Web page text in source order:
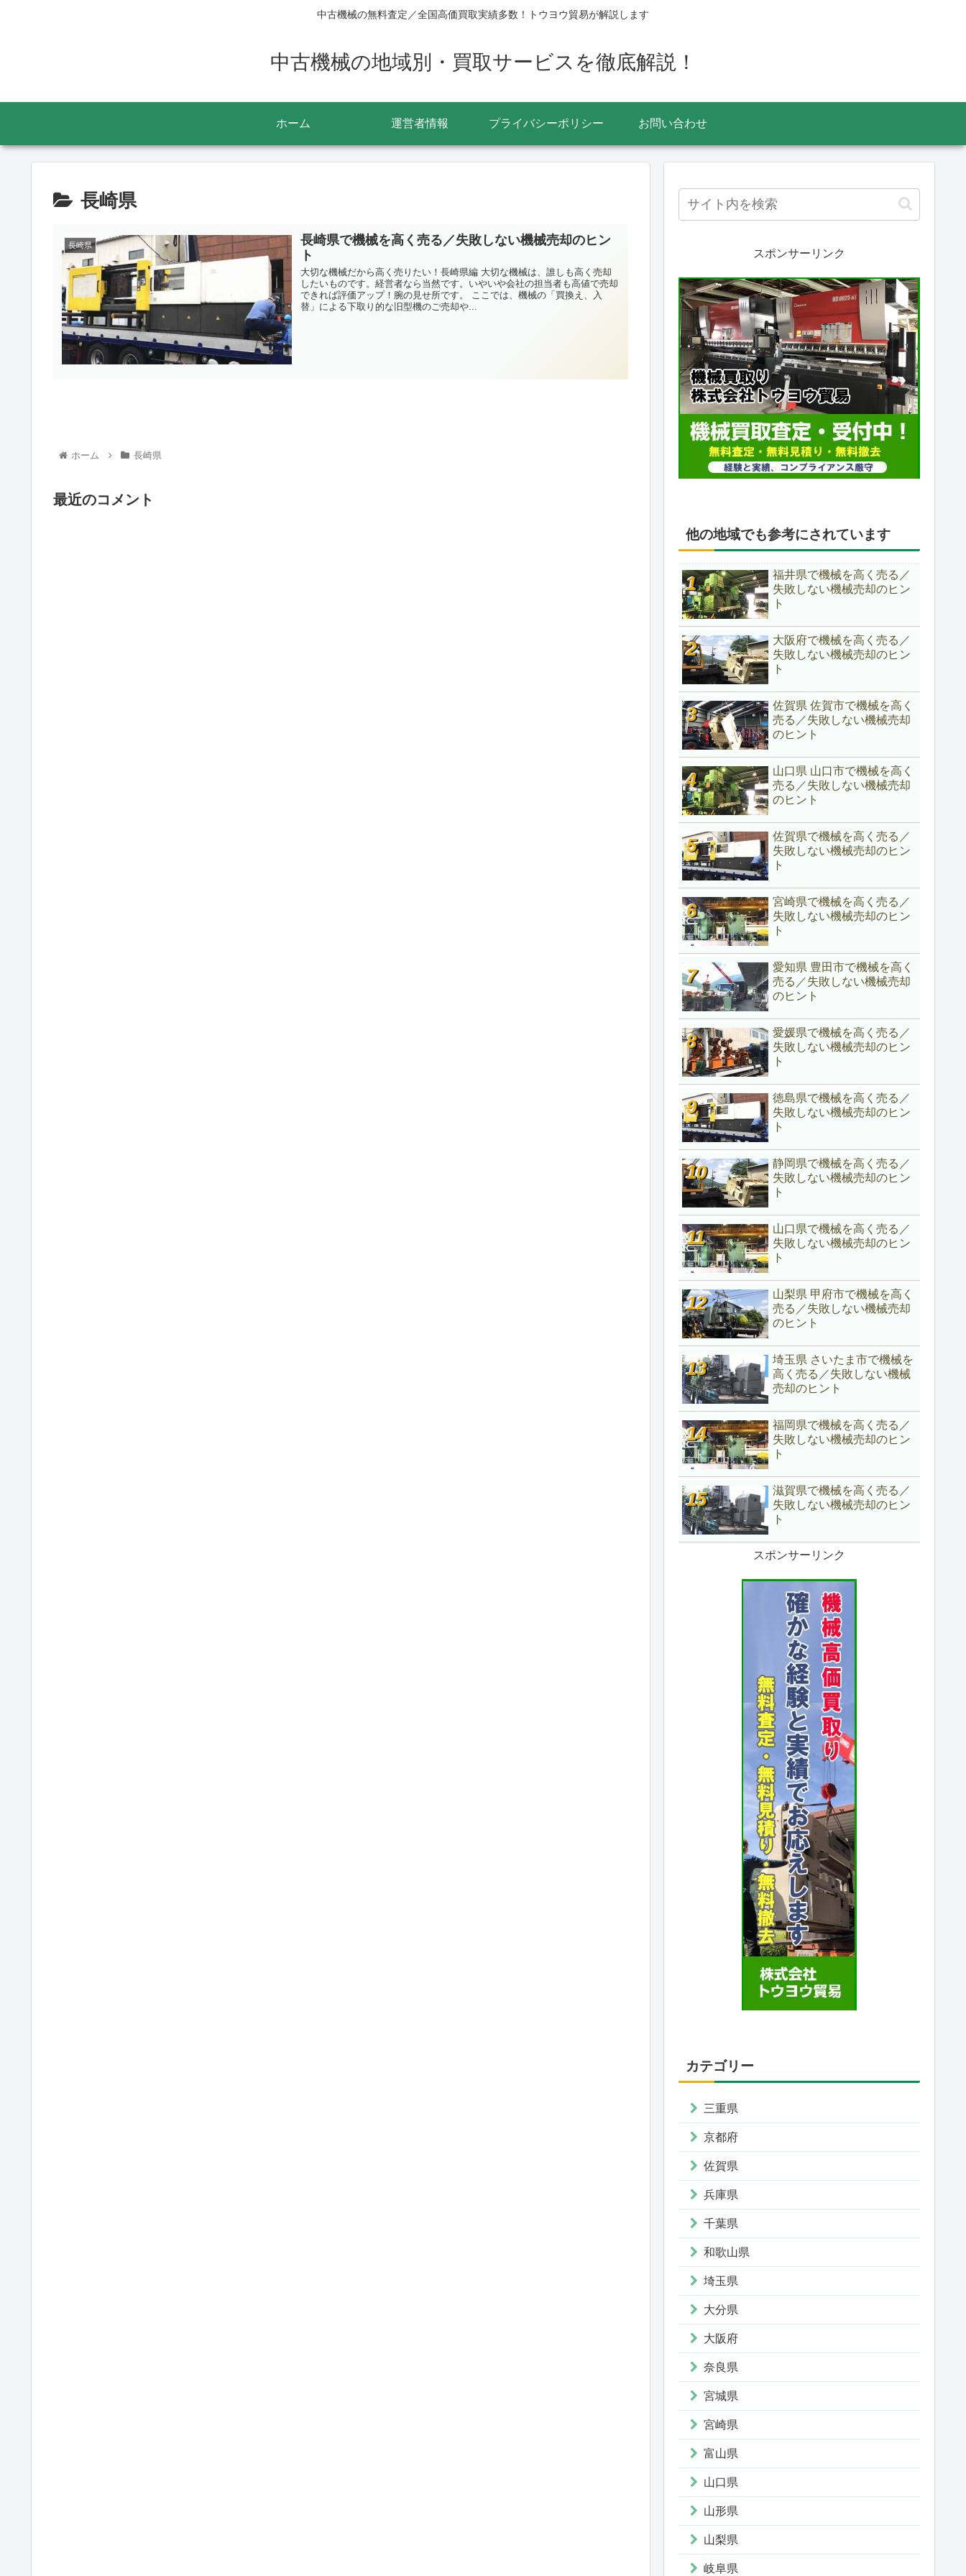
中古機械の無料査定／全国高価買取実績多数！トウヨウ貿易が解説します
中古機械の地域別・買取サービスを徹底解説！
ホーム 運営者情報 プライバシーポリシー お問い合わせ
長崎県
長崎県
長崎県で機械を高く売る／失敗しない機械売却のヒン
ト
大切な機械だから高く売りたい！長崎県編 大切な機械は、誰しも高く売却
したいものです。経営者なら当然です。いやいや会社の担当者も高値で売却
できれば評価アップ！腕の見せ所です。 ここでは、機械の「買換え、入
替」による下取り的な旧型機のご売却や...
ホーム 長崎県
最近のコメント
スポンサーリンク
他の地域でも参考にされています
福井県で機械を高く売る／
失敗しない機械売却のヒン
ト
大阪府で機械を高く売る／
失敗しない機械売却のヒン
ト
佐賀県 佐賀市で機械を高く
売る／失敗しない機械売却
のヒント
山口県 山口市で機械を高く
売る／失敗しない機械売却
のヒント
佐賀県で機械を高く売る／
失敗しない機械売却のヒン
ト
宮崎県で機械を高く売る／
失敗しない機械売却のヒン
ト
愛知県 豊田市で機械を高く
売る／失敗しない機械売却
のヒント
愛媛県で機械を高く売る／
失敗しない機械売却のヒン
ト
徳島県で機械を高く売る／
失敗しない機械売却のヒン
ト
静岡県で機械を高く売る／
失敗しない機械売却のヒン
ト
山口県で機械を高く売る／
失敗しない機械売却のヒン
ト
山梨県 甲府市で機械を高く
売る／失敗しない機械売却
のヒント
埼玉県 さいたま市で機械を
高く売る／失敗しない機械
売却のヒント
福岡県で機械を高く売る／
失敗しない機械売却のヒン
ト
滋賀県で機械を高く売る／
失敗しない機械売却のヒン
ト
スポンサーリンク
カテゴリー
三重県
京都府
佐賀県
兵庫県
千葉県
和歌山県
埼玉県
大分県
大阪府
奈良県
宮城県
宮崎県
富山県
山口県
山形県
山梨県
岐阜県